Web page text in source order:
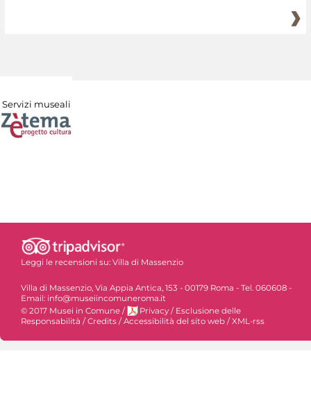
Servizi museali
Leggi le recensioni su: Villa di Massenzio
Villa di Massenzio, Via Appia Antica, 153 - 00179 Roma - Tel. 060608 -
Email: info@museiincomuneroma.it
© 2017 Musei in Comune / Privacy / Esclusione delle
Responsabilità / Credits / Accessibilità del sito web / XML-rss